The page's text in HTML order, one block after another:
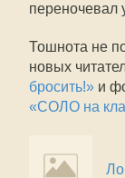
переночевал
Тошнота не
новых
бросить!» и
«СОЛО на